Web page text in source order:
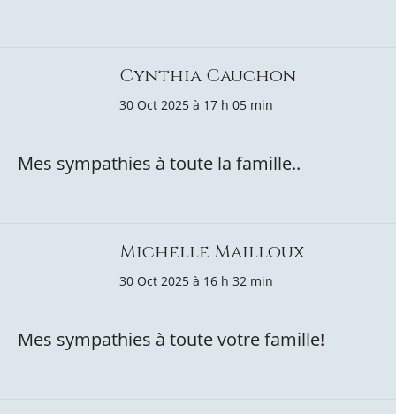
Cynthia Cauchon
30 Oct 2025 à 17 h 05 min
Mes sympathies à toute la famille..
Michelle Mailloux
30 Oct 2025 à 16 h 32 min
Mes sympathies à toute votre famille!